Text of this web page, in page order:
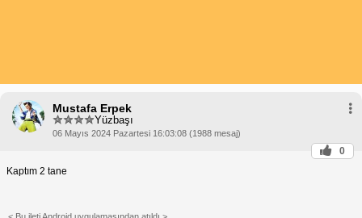
Mustafa Erpek
Yüzbaşı
06 Mayıs 2024 Pazartesi 16:03:08 (1988 mesaj)
0
Kaptım 2 tane